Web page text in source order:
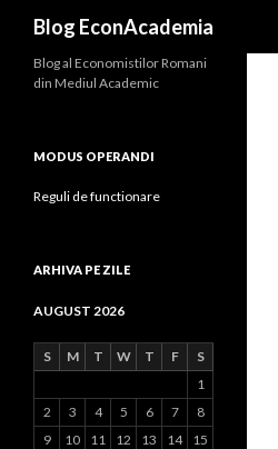
Blog EconAcademia
Blog al Economistilor Romani
din Mediul Academic
MODUS OPERANDI
Reguli de functionare
ARHIVA PE ZILE
AUGUST 2026
S M T W T F
S
1
2
3 4 5 6 7
8
9
10 11 12 13 14
15